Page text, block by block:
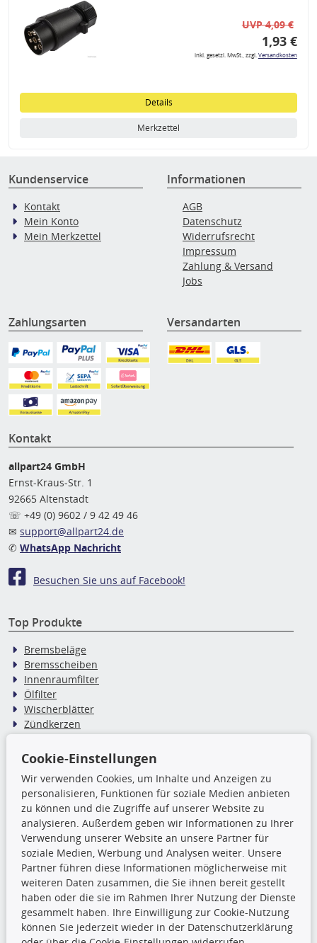
UVP 4,09 €
1,93 €
inkl. gesetzl. MwSt., zzgl.Versandkosten
Details
Merkzettel
Kundenservice
Kontakt
Mein Konto
Mein Merkzettel
Informationen
AGB
Datenschutz
Widerrufsrecht
Impressum
Zahlung & Versand
Jobs
Zahlungsarten Versandarten
Kontakt
allpart24 GmbH
Ernst-Kraus-Str. 1
92665 Altenstadt
☏ +49 (0) 9602 / 9 42 49 46
✉ support@allpart24.de
✆ WhatsApp Nachricht
Besuchen Sie uns auf Facebook!
Top Produkte
Bremsbeläge
Bremsscheiben
Innenraumfilter
Ölfilter
Wischerblätter
Zündkerzen
TecDoc Inside
Die hier angezeigten Daten,
insbesondere die gesamte Datenbank,
dürfen nicht kopiert werden. Es ist zu
unterlassen, die Daten oder die gesamte Datenbank ohne
vorherige Zustimmung TecDocs zu vervielfältigen, zu
verbreiten und/oder diese Handlungen durch Dritte ausführen
zu lassen. Ein Zuwiderhandeln stellt eine
Urheberrechtsverletzung dar und wird verfolgt.
Ronny’s Newsletter
Cookie-Einstellungen
Wir verwenden Cookies, um Inhalte und Anzeigen zu
personalisieren, Funktionen für soziale Medien anbieten
zu können und die Zugriffe auf unserer Website zu
analysieren. Außerdem geben wir Informationen zu Ihrer
Verwendung unserer Website an unsere Partner für
soziale Medien, Werbung und Analysen weiter. Unsere
Partner führen diese Informationen möglicherweise mit
weiteren Daten zusammen, die Sie ihnen bereit gestellt
haben oder die sie im Rahmen Ihrer Nutzung der Dienste
gesammelt haben. Ihre Einwilligung zur Cookie-Nutzung
können Sie jederzeit wieder in der Datenschutzerklärung